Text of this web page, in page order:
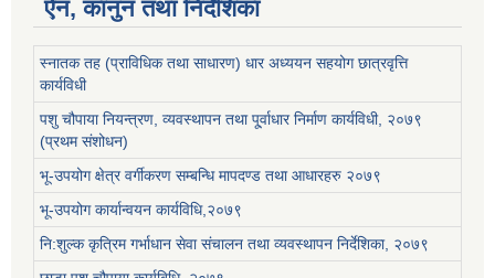
ऐन, कानुन तथा निर्देशिका
स्नातक तह (प्राविधिक तथा साधारण) धार अध्ययन सहयोग छात्रवृत्ति
कार्यविधी
पशु चौपाया नियन्त्रण, व्यवस्थापन तथा पू्र्वाधार निर्माण कार्यविधी, २०७९
(प्रथम संशोधन)
भू-उपयोग क्षेत्र वर्गीकरण सम्बन्धि मापदण्ड तथा आधारहरु २०७९
भू-उपयोग कार्यान्वयन कार्यविधि,२०७९
नि:शुल्क कृत्रिम गर्भाधान सेवा संचालन तथा व्यवस्थापन निर्देशिका, २०७९